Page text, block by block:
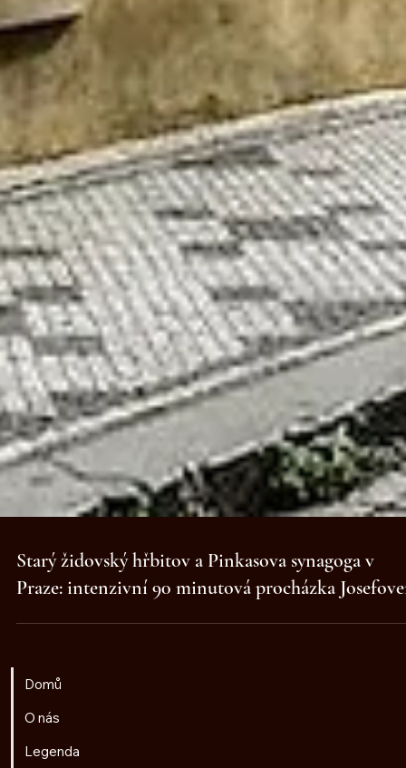
Starý židovský hřbitov a Pinkasova synagoga v
Praze: intenzivní 90 minutová procházka
Domů
O nás